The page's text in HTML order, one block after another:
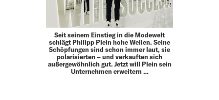
Seit seinem Einstieg in die Modewelt
schlägt Philipp Plein hohe Wellen. Seine
Schöpfungen sind schon immer laut, sie
polarisierten – und verkauften sich
außergewöhnlich gut. Jetzt will Plein sein
Unternehmen erweitern …